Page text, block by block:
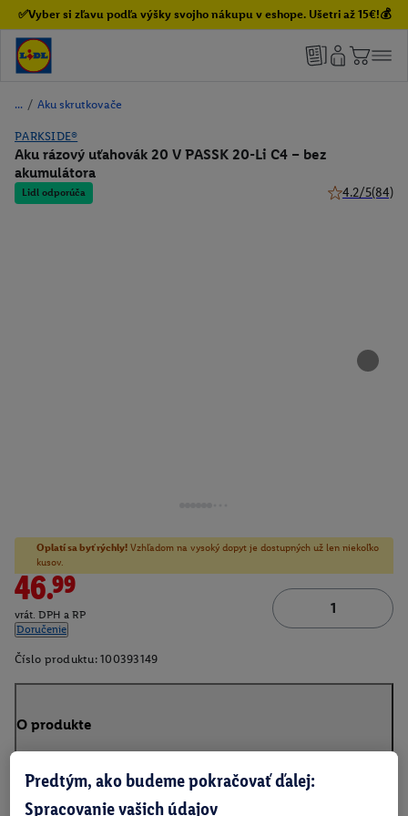
✅Vyber si zľavu podľa výšky svojho nákupu v eshope. Ušetri až 15€!💰
/ Aku skrutkovače
PARKSIDE®
Aku rázový uťahovák 20 V PASSK 20-Li C4 – bez
akumulátora
Lidl odporúča 4.2/5(84)
Oplatí sa byť rýchly! Vzhľadom na vysoký dopyt je dostupných už len niekoľko
kusov.
46.99
vrát. DPH a RP
Doručenie
Číslo produktu: 100393149
O produkte
Predtým, ako budeme pokračovať ďalej:
Spracovanie vašich údajov